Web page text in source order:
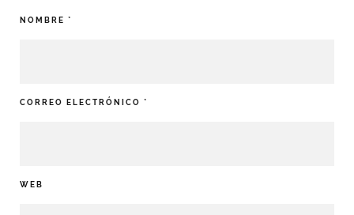
NOMBRE *
CORREO ELECTRÓNICO *
WEB